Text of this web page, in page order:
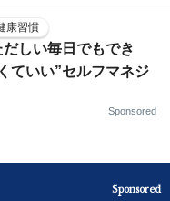
康習慣
しい毎日でもでき
ていい”セルフマネジ
Sponsored
Sponsored